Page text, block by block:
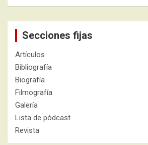
Secciones fijas
Artículos
Bibliografía
Biografía
Filmografía
Galería
Lista de pódcast
Revista